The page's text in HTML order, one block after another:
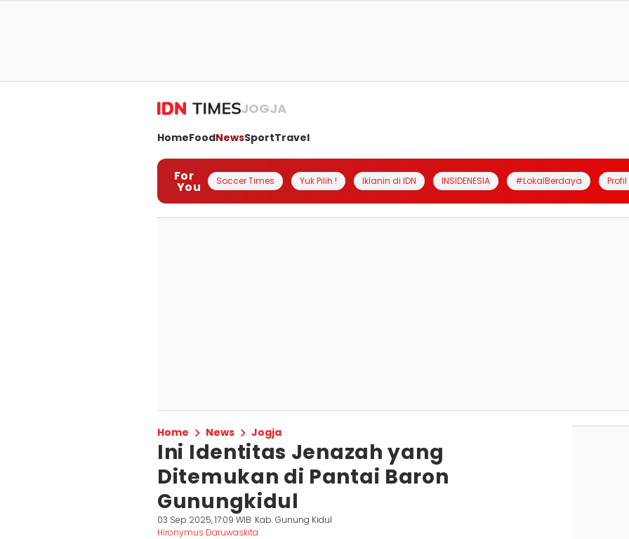
JOGJA
HomeFoodNewsSportTravel
For
You Soccer Times Yuk Pilih ! Iklanin di IDN INSIDENESIA #LokalBerdaya
Home News Jogja
Ini Identitas Jenazah yang
Ditemukan di Pantai Baron
Gunungkidul
03 Sep 2025, 17:09 WIB Kab. Gunung Kidul
Hironymus Daruwaskita